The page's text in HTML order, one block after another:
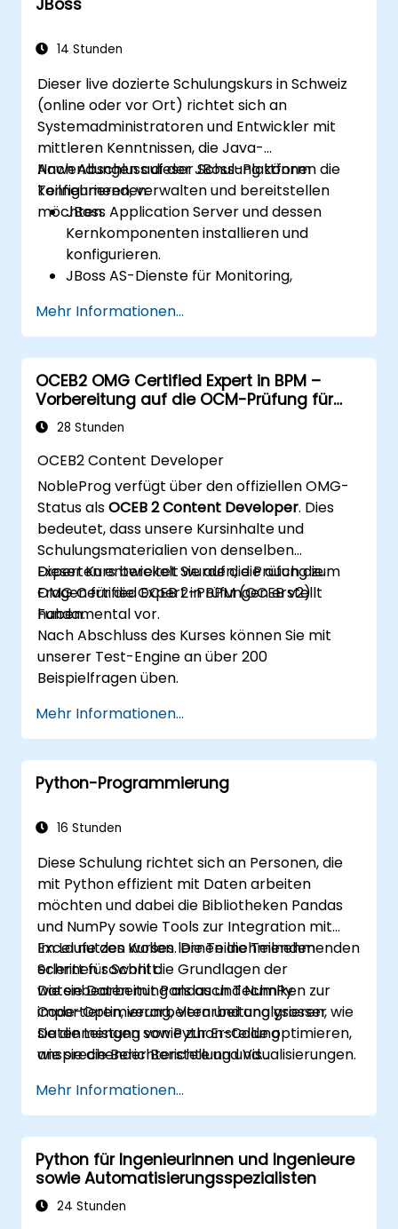
Geschäftsprozesse in klare Diagramme
Kontaktpunkte zwischen Prozessen,
identifizieren.
Die Richtigkeit und Effektivität erstellter
Geschäftsmodelle bewerten zu können.
14 Stunden
Dieser live dozierte Schulungskurs in Schweiz
(online oder vor Ort) richtet sich an
Systemadministratoren und Entwickler mit
mittleren Kenntnissen, die Java-
Anwendungen auf der JBoss-Plattform
konfigurieren, verwalten und bereitstellen
möchten.
Nach Abschluss dieser Schulung können die
Teilnehmenden:
JBoss Application Server und dessen
Kernkomponenten installieren und
konfigurieren.
JBoss AS-Dienste für Monitoring,
Transaktionsmanagement anpassen.
EJB 3-Session-Beans und
Webanwendungen entwickeln und
bereitstellen.
JMS-Anwendungen mit dem JBoss
Messaging Service bereitstellen und
JBoss AS über die Java Management
Extension und das Admin-Konsole
verwalten.
JBoss Drools für das Business-Rule-
Management einsetzen und das Guvnor-
Tool zur Regelentwicklung und -testen
nutzen.
Mehr Informationen...
OCEB2 OMG Certified Expert in BPM –
Vorbereitung auf die OCM-Prüfung für
BPM 2 Fundamental
28 Stunden
OCEB2 Content Developer
NobleProg verfügt über den offiziellen OMG-
Status alsOCEB 2 Content Developer. Dies
bedeutet, dass unsere Kursinhalte und
Schulungsmaterialien von denselben
Experten entwickelt wurden, die auch die
Fragen für die OCEB 2-Prüfungen erstellt
haben.
Dieser Kurs bereitet Sie auf die Prüfung zum
OMG Certified Expert in BPM (OCEB v2)
Fundamental vor.
Nach Abschluss des Kurses können Sie mit
unserer Test-Engine an über 200
Beispielfragen üben.
Mehr Informationen...
Python-Programmierung
16 Stunden
Diese Schulung richtet sich an Personen, die
mit Python effizient mit Daten arbeiten
möchten und dabei die Bibliotheken Pandas
und NumPy sowie Tools zur Integration mit
Excel nutzen wollen. Die Teilnehmenden
erlernen sowohl die Grundlagen der
Datenbearbeitung als auch Techniken zur
Code-Optimierung, Verarbeitung grosser
Datenmengen sowie zur Erstellung
ansprechender Berichte und Visualisierungen.
Im Laufe des Kurses lernen die Teilnehmenden
Schritt für Schritt:
wie sie Daten mit Pandas und NumPy
importieren, verarbeiten und analysieren, wie
sie die Leistung von Python-Code optimieren,
wie sie die Berichterstellung und
automatisieren und wie sie verschiedene
Datenquellen in einem kohärenten
Analyseprozess zusammenführen.
Mehr Informationen...
Python für Ingenieurinnen und Ingenieure
sowie Automatisierungsspezialisten
24 Stunden